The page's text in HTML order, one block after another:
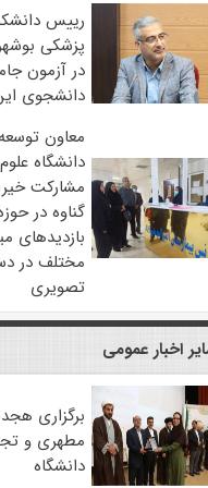
رییس
پزشکی
در آزمون
دانشجوی
معاون
دانشگاه
مشارکت
گناوه در
بازدیدهای
مختلف در
تصویری
اخبار عمومی
برگزاری
مطهری و
دانشگاه